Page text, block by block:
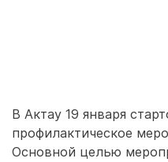
В Актау 19 января
профилактическое
Основной целью